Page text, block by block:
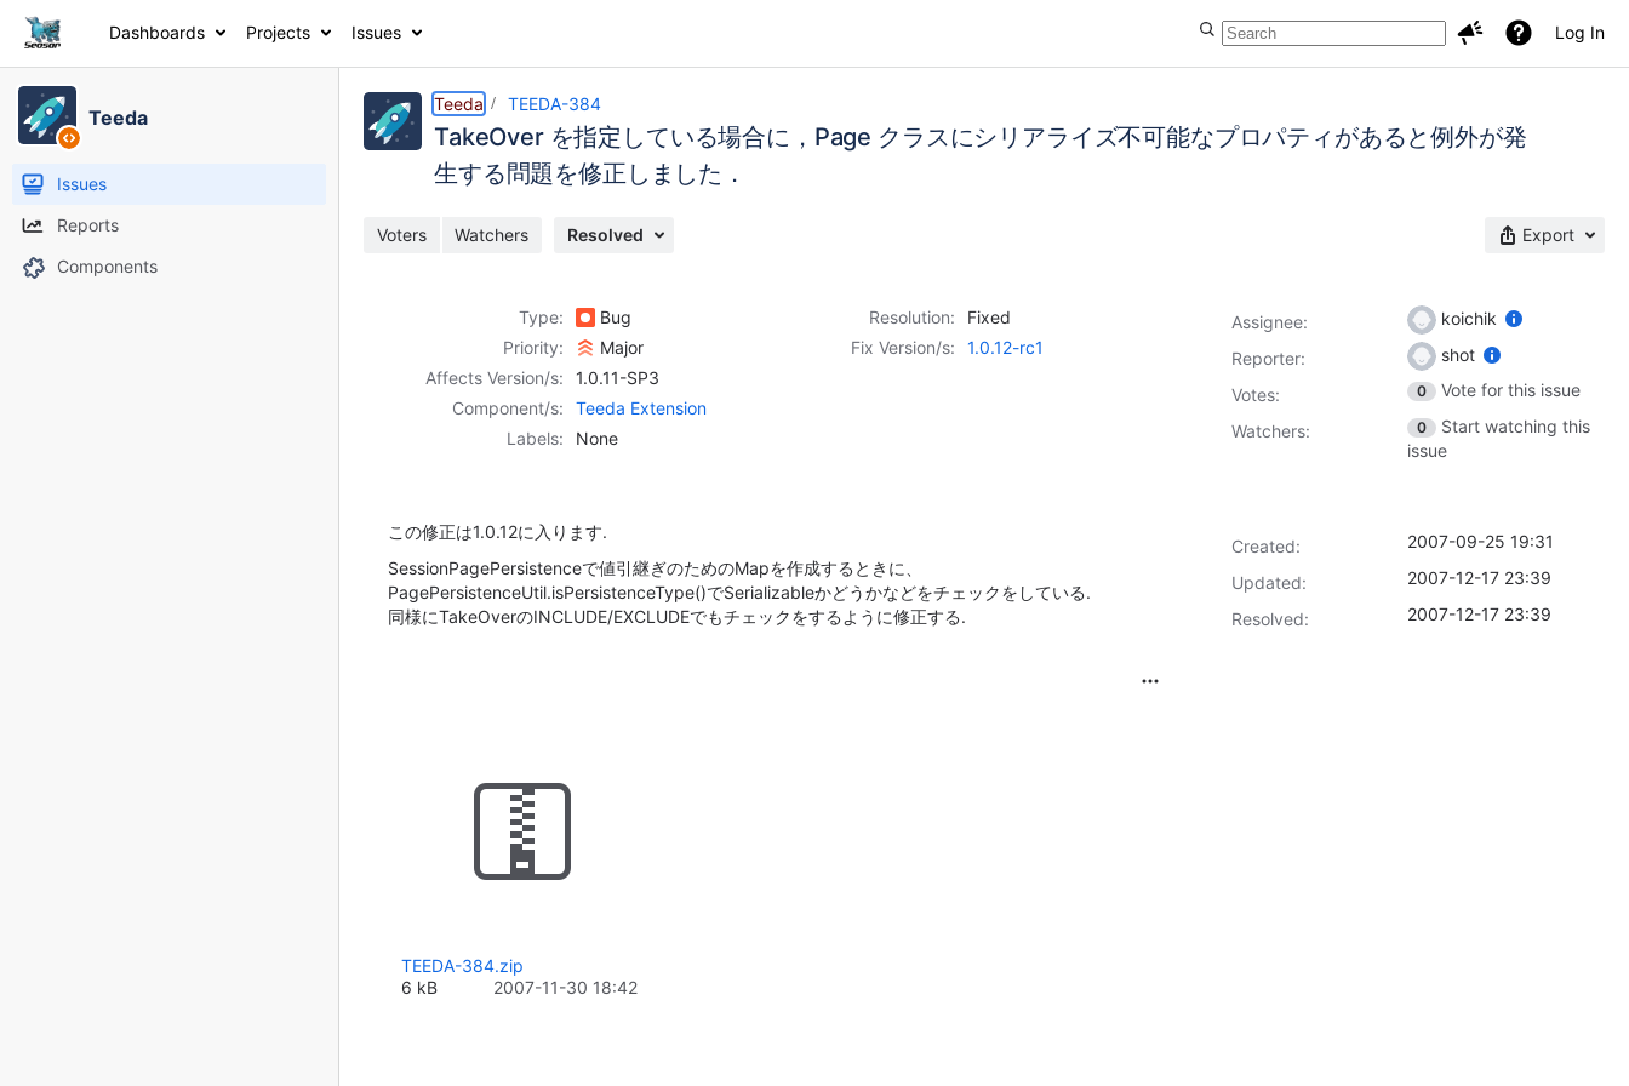
Dashboards Projects Issues Log In
Teeda
Issues
Reports
Components
Teeda TEEDA-384
TakeOver を指定している場合に，Page クラスにシリアライズ不可能なプロパティがあると例外が発
生する問題を修正しました．
Voters Watchers Resolved Export
Type: Bug Resolution:
Fixed
Priority:
Major Fix Version/s:
1.0.12-rc1
Affects Version/s:
1.0.11-SP3
Component/s:
Teeda Extension
Labels:
None
この修正は1.0.12に入ります.
SessionPagePersistenceで値引継ぎのためのMapを作成するときに、
PagePersistenceUtil.isPersistenceType()でSerializableかどうかなどをチェックをしている.
同様にTakeOverのINCLUDE/EXCLUDEでもチェックをするように修正する.
TEEDA-384.zip
6 kB
2007-11-30 18:42
Assignee:
koichik
Reporter:
shot
Votes: 0
Vote for this issue
Watchers:
0
Start watching this
issue
Created:
2007-09-25 19:31
Updated:
2007-12-17 23:39
Resolved:
2007-12-17 23:39